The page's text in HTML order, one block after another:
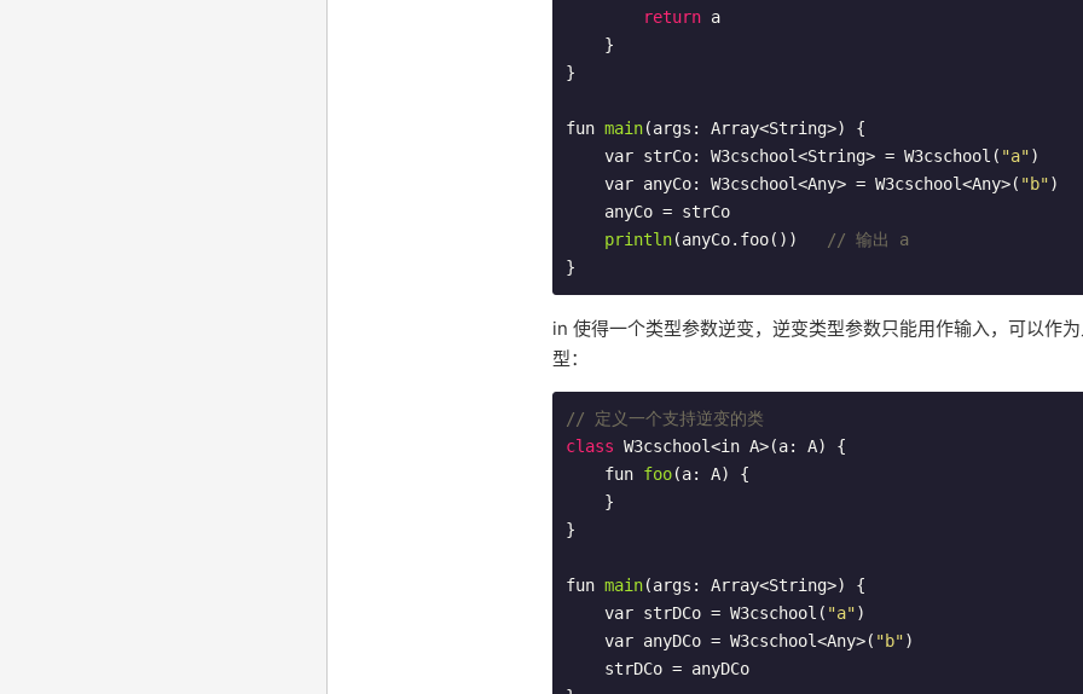
return a
}
fun main(args: Array<String>)
{
    var strCo: W3cschool<String> = W3cschool(
"a")
    var anyCo: W3cschool<Any> = W3cschool<Any>(
"b")
    anyCo =
strCo
println(anyCo.foo() )
// 输出 a
}
in 使得一个类型参数逆变，逆变类型参数只能用作输入，可以作
型：
// 定义一个支持逆变的类
class W3cschool<in A>(a: A) {
fun foo(a: A)
{
}
fun main(args: Array<String>)
{
    var strDCo = W3cschool(
"a")
    var anyDCo = W3cschool<Any>(
"b")